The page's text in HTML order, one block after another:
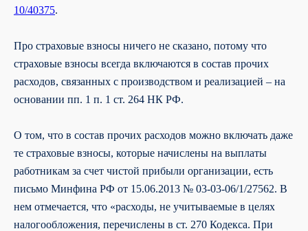
10/40375.
Про страховые взносы ничего не сказано, потому что
страховые взносы всегда включаются в состав прочих
расходов, связанных с производством и реализацией – на
основании пп. 1 п. 1 ст. 264 НК РФ.
О том, что в состав прочих расходов можно включать даже
те страховые взносы, которые начислены на выплаты
работникам за счет чистой прибыли организации, есть
письмо Минфина РФ от 15.06.2013 № 03-03-06/1/27562. В
нем отмечается, что «расходы, не учитываемые в целях
налогообложения, перечислены в ст. 270 Кодекса. При